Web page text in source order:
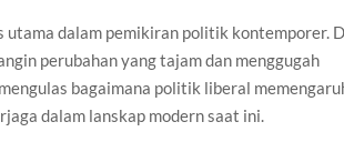
utama dalam pemikiran politik kontemporer.
perubahan yang tajam dan menggugah
bagaimana politik liberal
dalam lanskap modern saat ini.